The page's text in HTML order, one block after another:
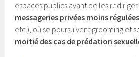
espaces publics avant de les rediriger
messageries privées moins régulées
etc.), où se poursuivent grooming et
moitié des cas de prédation